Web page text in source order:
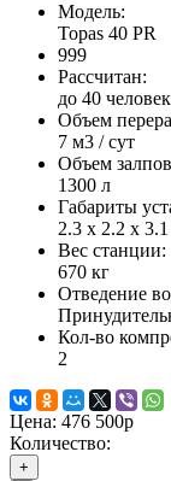
Модель:
Topas 40 PR
999
Рассчитан:
до 40 человек
Объем
7 м3 / сут
Объем
1300 л
Габариты
2.3 х 2.2 х
Вес станции:
670 кг
Отведение
Кол-во
2
Цена: 476 500р
Количество:
+